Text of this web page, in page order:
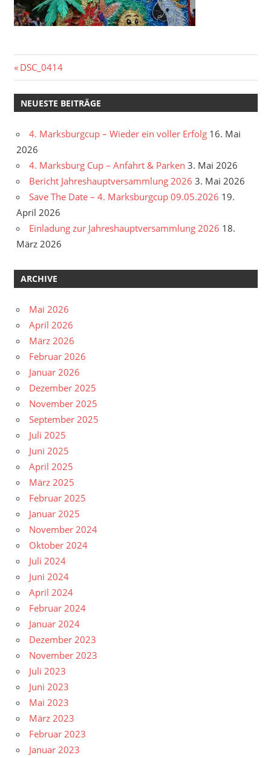
Beitragsnavigation
Vorheriger
Beitrag:
DSC_0414
NEUESTE BEITRÄGE
4. Marksburgcup – Wieder ein voller Erfolg 16. Mai
2026
4. Marksburg Cup – Anfahrt & Parken 3. Mai 2026
Bericht Jahreshauptversammlung 2026 3. Mai 2026
Save The Date – 4. Marksburgcup 09.05.2026 19.
April 2026
Einladung zur Jahreshauptversammlung 2026 18.
März 2026
ARCHIVE
Mai 2026
April 2026
März 2026
Februar 2026
Januar 2026
Dezember 2025
November 2025
September 2025
Juli 2025
Juni 2025
April 2025
März 2025
Februar 2025
Januar 2025
November 2024
Oktober 2024
Juli 2024
Juni 2024
April 2024
Februar 2024
Januar 2024
Dezember 2023
November 2023
Juli 2023
Juni 2023
Mai 2023
März 2023
Februar 2023
Januar 2023